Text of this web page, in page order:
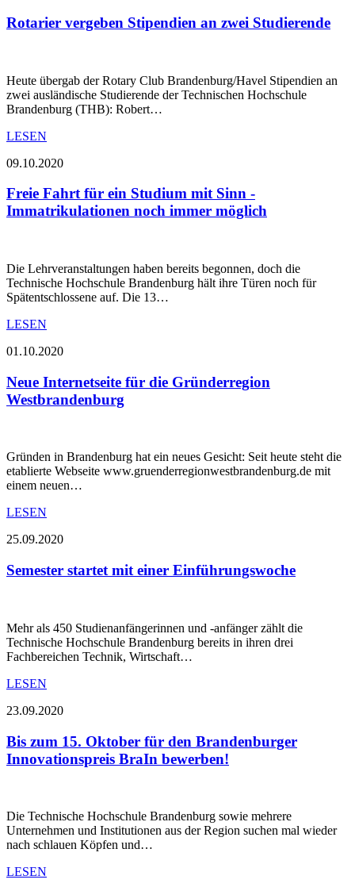
Rotarier vergeben Stipendien an zwei Studierende
Heute übergab der Rotary Club Brandenburg/Havel Stipendien an
zwei ausländische Studierende der Technischen Hochschule
Brandenburg (THB): Robert…
LESEN
09.10.2020
Freie Fahrt für ein Studium mit Sinn -
Immatrikulationen noch immer möglich
Die Lehrveranstaltungen haben bereits begonnen, doch die
Technische Hochschule Brandenburg hält ihre Türen noch für
Spätentschlossene auf. Die 13…
LESEN
01.10.2020
Neue Internetseite für die Gründerregion
Westbrandenburg
Gründen in Brandenburg hat ein neues Gesicht: Seit heute steht die
etablierte Webseite www.gruenderregionwestbrandenburg.de mit
einem neuen…
LESEN
25.09.2020
Semester startet mit einer Einführungswoche
Mehr als 450 Studienanfängerinnen und -anfänger zählt die
Technische Hochschule Brandenburg bereits in ihren drei
Fachbereichen Technik, Wirtschaft…
LESEN
23.09.2020
Bis zum 15. Oktober für den Brandenburger
Innovationspreis BraIn bewerben!
Die Technische Hochschule Brandenburg sowie mehrere
Unternehmen und Institutionen aus der Region suchen mal wieder
nach schlauen Köpfen und…
LESEN